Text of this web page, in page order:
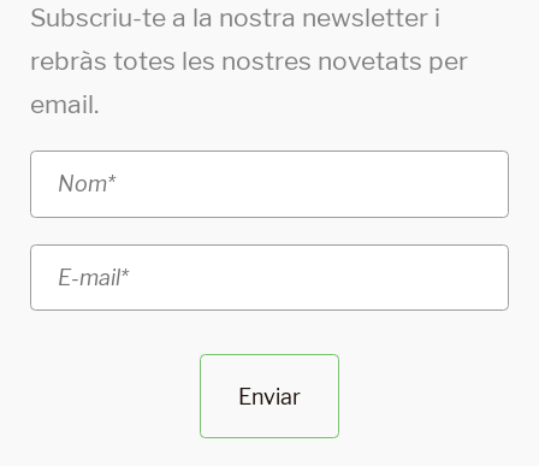
Subscriu-te a la nostra newsletter i
rebràs totes les nostres novetats per
email.
Enviar